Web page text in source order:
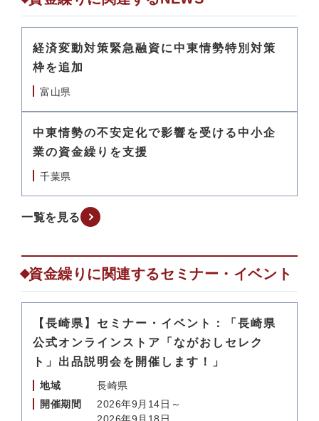
経済変動対策緊急融資に中東情勢特別対策
枠を追加
富山県
中東情勢の不安定化で影響を受ける中小企
業の資金繰りを支援
千葉県
一覧を見る
資金繰りに関連するセミナー・イベント
【長崎県】セミナー・イベント：「長崎県
公式オンラインストア「ながおしセレク
ト」出品説明会を開催します！」
地域
長崎県
開催期間
2026年9月14日～